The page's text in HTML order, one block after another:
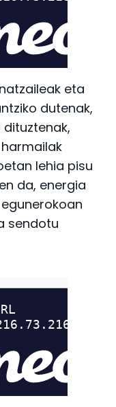
eta
dutenak,
lehia pisu
da, energia
sendotu